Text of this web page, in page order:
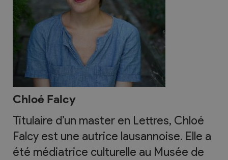
Chloé Falcy
Titulaire d’un master en Lettres, Chloé
Falcy est une autrice lausannoise. Elle a
été médiatrice culturelle au Musée de